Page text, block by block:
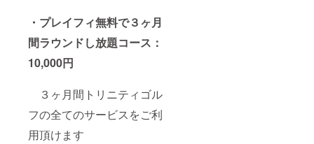
・プレイフィ無料で３ヶ月
間ラウンドし放題コース：
10,000円
３ヶ月間トリニティゴル
フの全てのサービスをご利
用頂けます